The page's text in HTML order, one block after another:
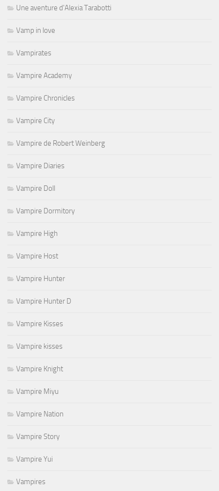
Une aventure d'Alexia Tarabotti
Vamp in love
Vampirates
Vampire Academy
Vampire Chronicles
Vampire City
Vampire de Robert Weinberg
Vampire Diaries
Vampire Doll
Vampire Dormitory
Vampire High
Vampire Host
Vampire Hunter
Vampire Hunter D
Vampire Kisses
Vampire kisses
Vampire Knight
Vampire Miyu
Vampire Nation
Vampire Story
Vampire Yui
Vampires